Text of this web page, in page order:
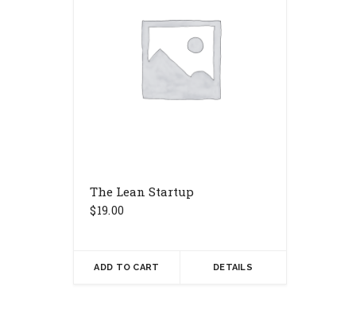
The Lean Startup
$19.00
ADD TO CART DETAILS